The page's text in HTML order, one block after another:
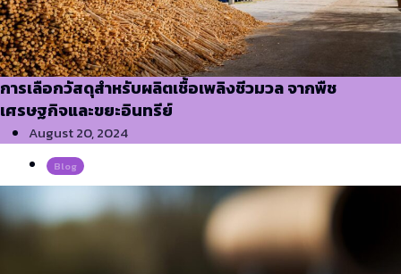
การเลือกวัสดุสำหรับผลิตเชื้อเพลิงชีวมวล จากพืช
เศรษฐกิจและขยะอินทรีย์
August 20, 2024
Blog